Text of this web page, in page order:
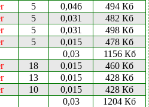
5 0,046
494 Кб
5 0,031
482 Кб
5 0,031
498 Кб
5 0,015
478 Кб
0,03
1156 Кб
18 0,015
460 Кб
13 0,015
428 Кб
10 0,015
428 Кб
0,03
1204 Кб